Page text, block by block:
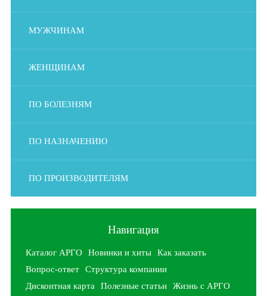
МУЖЧИНАМ
ЖЕНЩИНАМ
ПО БОЛЕЗНЯМ
ПО НАЗНАЧЕНИЮ
ПО ПРОИЗВОДИТЕЛЯМ
Навигация
Каталог АРГО Новинки и хиты
Как заказать
Вопрос-ответ
Структура компании
Дисконтная карта
Полезные статьи Жизнь с АРГО